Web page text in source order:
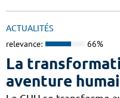
ACTUALITÉS
relevance: 66%
La
aventure